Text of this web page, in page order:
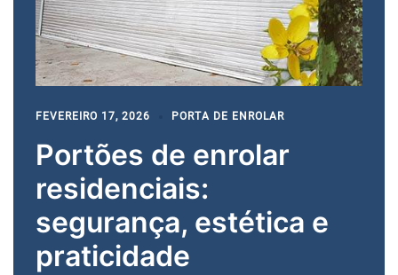
FEVEREIRO 17, 2026 PORTA DE ENROLAR
Portões de enrolar
residenciais:
segurança, estética e
praticidade